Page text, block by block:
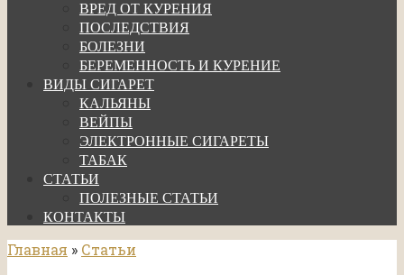
ВРЕД ОТ КУРЕНИЯ
ПОСЛЕДСТВИЯ
БОЛЕЗНИ
БЕРЕМЕННОСТЬ И КУРЕНИЕ
ВИДЫ СИГАРЕТ
КАЛЬЯНЫ
ВЕЙПЫ
ЭЛЕКТРОННЫЕ СИГАРЕТЫ
ТАБАК
СТАТЬИ
ПОЛЕЗНЫЕ СТАТЬИ
КОНТАКТЫ
Главная » Статьи